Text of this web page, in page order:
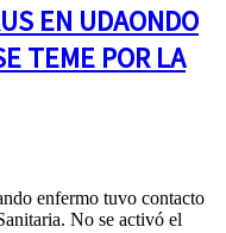
EN UDAONDO
TEME POR LA
enfermo tuvo contacto
No se activó el